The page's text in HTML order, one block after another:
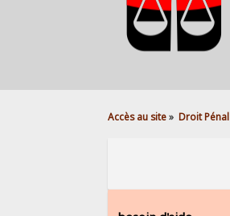
Accès au site» Droit Pénal